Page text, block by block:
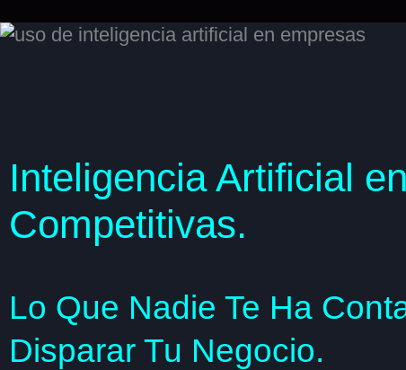
Inteligencia Artificial
Competitivas.
Lo Que Nadie Te Ha
Disparar Tu Negocio.